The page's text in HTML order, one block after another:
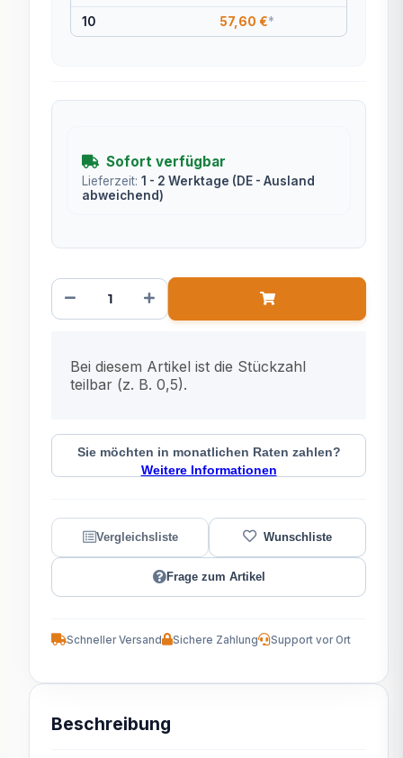
10 57,60 €*
Sofort verfügbar
Lieferzeit: 1 - 2 Werktage (DE - Ausland
abweichend)
Bei diesem Artikel ist die Stückzahl
teilbar (z. B. 0,5).
Sie möchten in monatlichen Raten zahlen?
Weitere Informationen
Frage zum Artikel
Schneller Versand Sichere Zahlung Support vor Ort
Beschreibung